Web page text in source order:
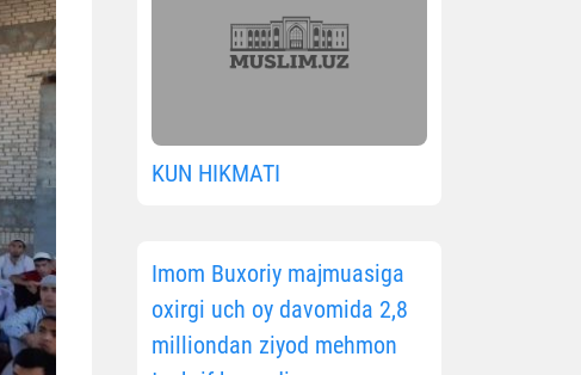
KUN HIKMATI
Imom Buxoriy majmuasiga
oxirgi uch oy davomida 2,8
milliondan ziyod mehmon